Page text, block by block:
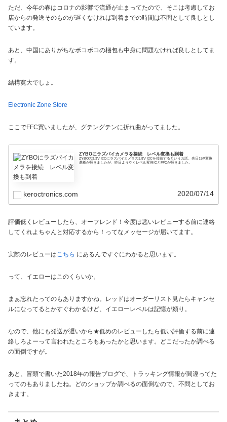
ただ、今年の春はコロナの影響で流通が止まってたので、そこは考慮してお
店からの発送そのものが遅くなければ到着までの時間は不問として良しとし
ています。
あと、中国にありがちなボコボコの梱包も中身に問題なければ良しとしてま
す。
結構寛大でしょ。
Electronic Zone Store
ここでFFC買いましたが、グテングテンに折れ曲がってました。
ZYBOにラズパイカメラを接続 レベル変換も到着
ZYBOの3.3V I2Cにラズパイカメラの1.8V I2Cを接続するというお話。先日15P変換
基板が届きましたが、昨日ようやくレベル変換ICとFFCが届きました。
keroctronics.com 2020/07/14
評価低くレビューしたら、オーフレンド！今度は悪いレビューする前に連絡
してくれよちゃんと対応するから！ってなメッセージが届いてます。
実際のレビューはこちら にあるんですぐにわかると思います。
って、イエローはこのくらいか。
まぁ忘れたってのもありますかね。レッドはオーダーリスト見たらキャンセ
ルになってるとかすぐわかるけど、イエローレベルは記憶が頼り。
なので、他にも発送が遅いから★低めのレビューしたら低い評価する前に連
絡しろよーって言われたところもあったかと思います。どこだったか調べる
の面倒ですが。
あと、冒頭で書いた2018年の報告ブログで、トラッキング情報が間違ってた
ってのもありましたね。どのショップか調べるの面倒なので、不問としてお
きます。